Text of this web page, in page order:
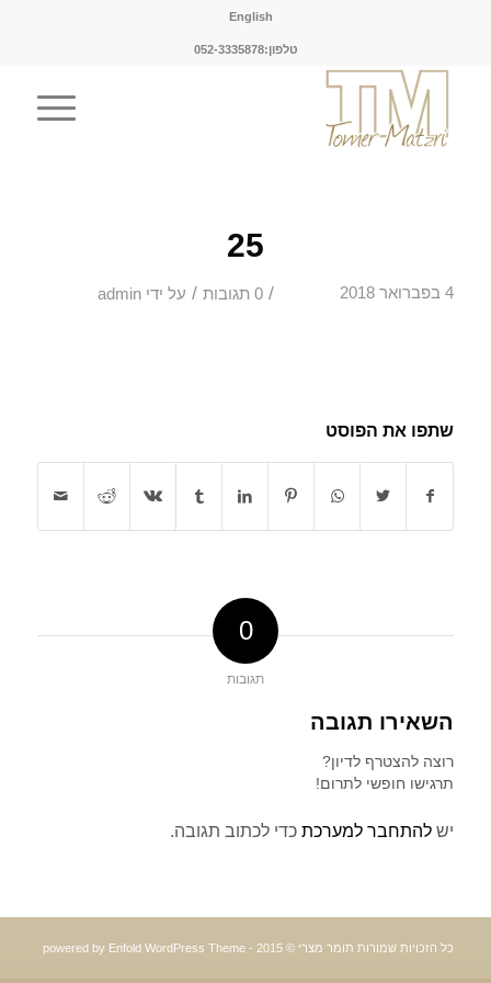
English
טלפון:052-3335878
25
4 בפברואר 2018 / 0 תגובות / על ידי admin
שתפו את הפוסט
0
תגובות
השאירו תגובה
רוצה להצטרף לדיון?
תרגישו חופשי לתרום!
יש להתחבר למערכתכדי לכתוב תגובה.
כל הזכויות שמורות תומר מצרי © 2015 - powered by Enfold WordPress Theme